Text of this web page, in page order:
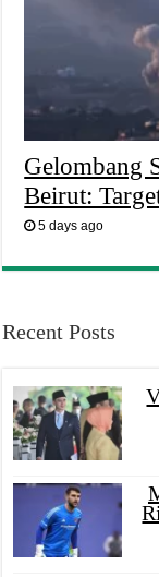
Gelombang
Beirut:
5 days ago
Recent Posts